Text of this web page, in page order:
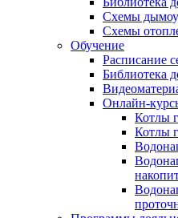
Схемы
Схемы
Обучение
Расписание
Библиотека
Онлайн-
Котлы
Котлы